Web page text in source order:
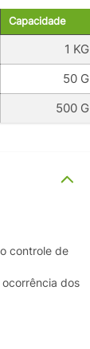
Capacidade
1 KG
50 G
500 G
controle de
dos